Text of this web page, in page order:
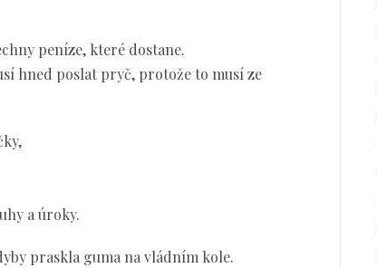
peníze, které dostane.
hned poslat pryč, protože to musí ze
a úroky.
praskla guma na vládním kole.